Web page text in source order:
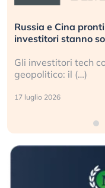
Russia e Cina
investitori stanno
Gli investitori tech
geopolitico: il (…)
17 luglio 2026